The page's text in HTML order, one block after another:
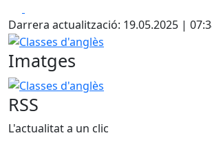
Darrera actualització: 19.05.2025 |
Classes d'anglès
Imatges
Classes d'anglès
RSS
L'actualitat a un clic